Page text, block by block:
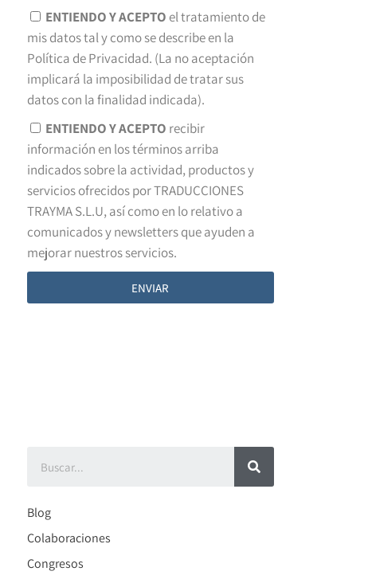
ENTIENDO Y ACEPTO el tratamiento de
mis datos tal y como se describe en la
Política de Privacidad. (La no aceptación
implicará la imposibilidad de tratar sus
datos con la finalidad indicada).
ENTIENDO Y ACEPTO recibir
información en los términos arriba
indicados sobre la actividad, productos y
servicios ofrecidos por TRADUCCIONES
TRAYMA S.L.U, así como en lo relativo a
comunicados y newsletters que ayuden a
mejorar nuestros servicios.
ENVIAR
Blog
Colaboraciones
Congresos